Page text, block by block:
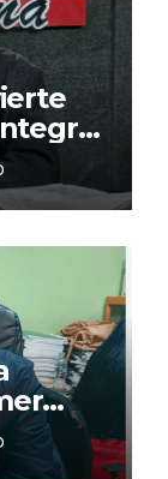
para
Keiko